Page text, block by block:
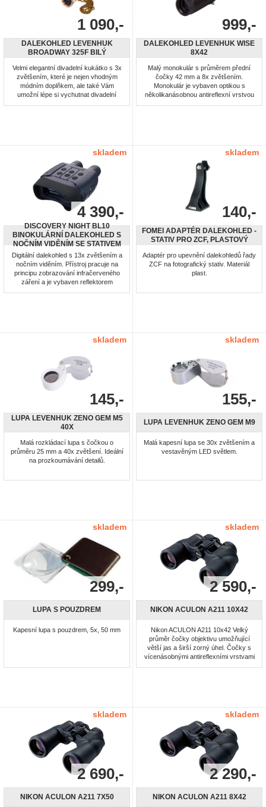
1 090,-
DALEKOHLED LEVENHUK
BROADWAY 325F BILÝ
Velmi elegantní divadelní kukátko s 3x
zvětšením, které je nejen vhodným
módním doplňkem, ale také Vám
umožní lépe si vychutnat divadelní
999,-
DALEKOHLED LEVENHUK WISE
8X42
Malý monokulár s průměrem přední
čočky 42 mm a 8x zvětšením.
Monokulár je vybaven optikou s
několikanásobnou antireflexní vrstvou
skladem
4 390,-
DISCOVERY NIGHT BL10
BINOKULÁRNÍ DALEKOHLED S
NOČNÍM VIDĚNÍM SE STATIVEM
Digitální dalekohled s 13x zvětšením a
nočním viděním. Přístroj pracuje na
principu zobrazování infračerveného
záření a je vybaven reflektorem
na micro SD paměťovou kartu a k ...
skladem
140,-
FOMEI ADAPTÉR DALEKOHLED -
STATIV PRO ZCF, PLASTOVÝ
Adaptér pro upevnění dalekohledů řady
ZCF na fotografický stativ. Materiál
plast.
skladem
145,-
LUPA LEVENHUK ZENO GEM M5
40X
Malá rozkládací lupa s čočkou o
průměru 25 mm a 40x zvětšení. Ideální
na prozkoumávání detailů.
skladem
155,-
LUPA LEVENHUK ZENO GEM M9
Malá kapesní lupa se 30x zvětšením a
vestavěným LED světlem.
skladem
299,-
LUPA S POUZDREM
Kapesní lupa s pouzdrem, 5x, 50 mm
skladem
2 590,-
NIKON ACULON A211 10X42
Nikon ACULON A211 10x42 Velký
průměr čočky objektivu umožňující
větší jas a širší zorný úhel. Čočky s
vícenásobnými antireflexními vrstvami
očí. Pogumovaný povrch pro větší ...
skladem
2 690,-
NIKON ACULON A211 7X50
skladem
2 290,-
NIKON ACULON A211 8X42